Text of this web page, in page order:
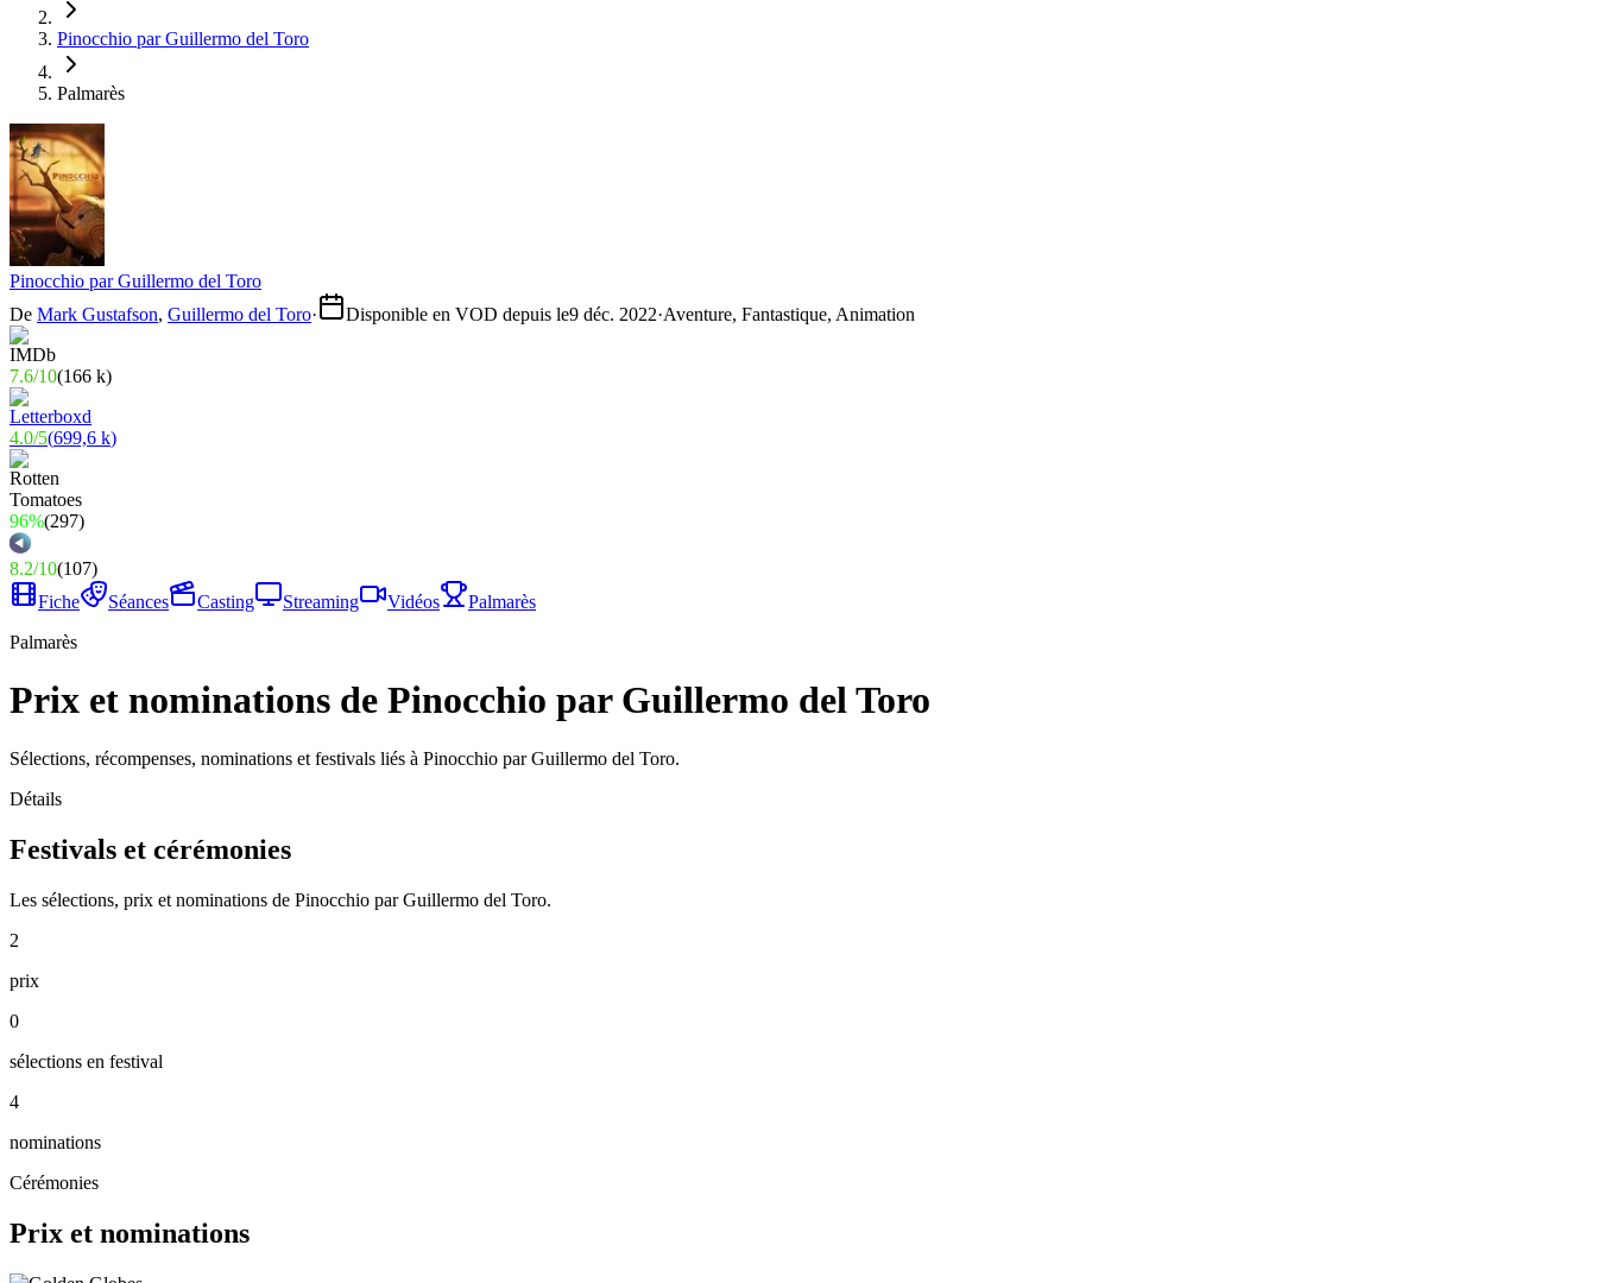
Pinocchio par Guillermo del Toro
Palmarès
Pinocchio par Guillermo del Toro
De Mark Gustafson, Guillermo del Toro· Disponible en VOD depuis le9 déc. 2022·Aventure, Fantastique, Animation
7.6/10(166 k)
4.0/5(699,6 k)
96%(297)
8.2/10(107)
Fiche
Séances Casting Streaming Vidéos
Palmarès
Palmarès
Prix et nominations de Pinocchio par Guillermo del Toro
Sélections, récompenses, nominations et festivals liés à Pinocchio par Guillermo del Toro.
Détails
Festivals et cérémonies
Les sélections, prix et nominations de Pinocchio par Guillermo del Toro.
2
prix
0
sélections en festival
4
nominations
Cérémonies
Prix et nominations